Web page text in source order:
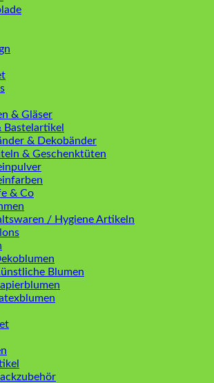
& Gläser
Bastelartikel
& Dekobänder
& Geschenktüten
& Co
/ Hygiene Artikeln
Blumen